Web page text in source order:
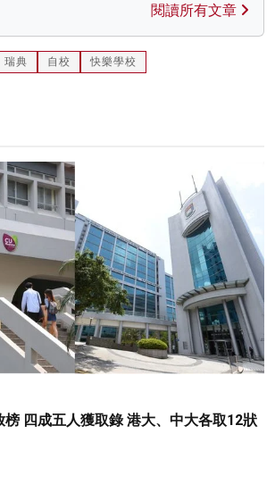
閱讀所有文章
瑞典 自校 快樂學校
榜 四成五人獲取錄 港大、中大各取12狀